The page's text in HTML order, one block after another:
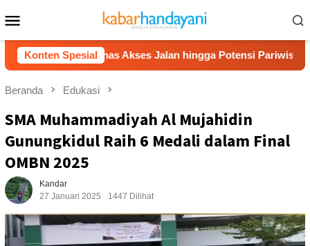
ke
kontenMobile
Konten Spesial
Bahas Akses Jalan hingga Potensi Pariwisata
Beranda Edukasi
SMA Muhammadiyah Al Mujahidin
Gunungkidul Raih 6 Medali dalam Final
OMBN 2025
Kandar
27 Januari 2025
1447 Dilihat